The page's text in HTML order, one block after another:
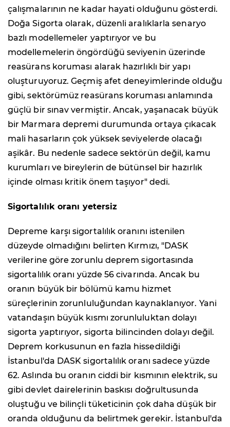
çalışmalarının ne kadar hayati olduğunu gösterdi.
Doğa Sigorta olarak, düzenli aralıklarla senaryo
bazlı modellemeler yaptırıyor ve bu
modellemelerin öngördüğü seviyenin üzerinde
reasürans koruması alarak hazırlıklı bir yapı
oluşturuyoruz. Geçmiş afet deneyimlerinde olduğu
gibi, sektörümüz reasürans koruması anlamında
güçlü bir sınav vermiştir. Ancak, yaşanacak büyük
bir Marmara depremi durumunda ortaya çıkacak
mali hasarların çok yüksek seviyelerde olacağı
aşikâr. Bu nedenle sadece sektörün değil, kamu
kurumları ve bireylerin de bütünsel bir hazırlık
içinde olması kritik önem taşıyor" dedi.
Sigortalılık oranı yetersiz
Depreme karşı sigortalılık oranını istenilen
düzeyde olmadığını belirten Kırmızı, "DASK
verilerine göre zorunlu deprem sigortasında
sigortalılık oranı yüzde 56 civarında. Ancak bu
oranın büyük bir bölümü kamu hizmet
süreçlerinin zorunluluğundan kaynaklanıyor. Yani
vatandaşın büyük kısmı zorunluluktan dolayı
sigorta yaptırıyor, sigorta bilincinden dolayı değil.
Deprem korkusunun en fazla hissedildiği
İstanbul'da DASK sigortalılık oranı sadece yüzde
62. Aslında bu oranın ciddi bir kısmının elektrik, su
gibi devlet dairelerinin baskısı doğrultusunda
oluştuğu ve bilinçli tüketicinin çok daha düşük bir
oranda olduğunu da belirtmek gerekir. İstanbul'da